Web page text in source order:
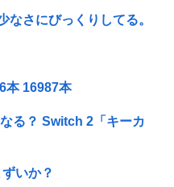
さにびっくりしてる。
本 16987本
る？ Switch 2「キーカ
いか？